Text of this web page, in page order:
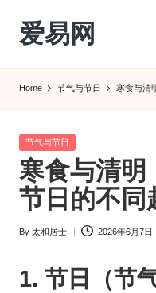
Skip
content
爱易网
转
农
历
阴
Home 节气与节日 寒食与清
Posted
节气与节日
寒食与清明
节日的不同
Posted
By 太和居士 2026年6月7日
1. 节日（节